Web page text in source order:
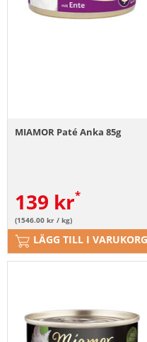
MIAMOR Paté Anka 85g
139 kr
(1546.00 kr / kg)
LÄGG TILL I VARUKORG